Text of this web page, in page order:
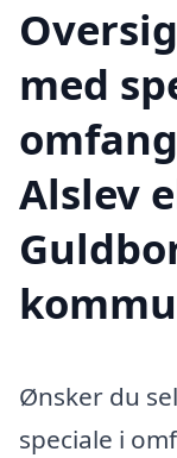
med
Alslev
Ønsker du
speciale i